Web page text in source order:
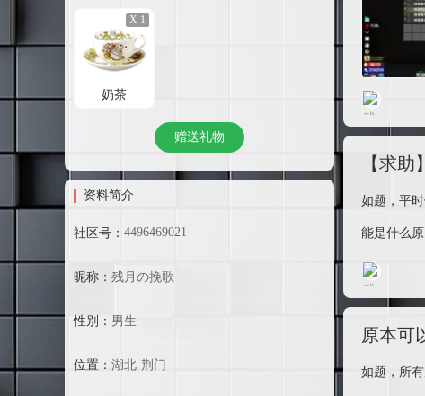
奶茶
X 1
赠送礼物
资料简介
社区号： 4496469021
昵称： 残月の挽歌
性别： 男生
位置： 湖北·荆门
【求
如题，平
能是什么
原本可
如题，所